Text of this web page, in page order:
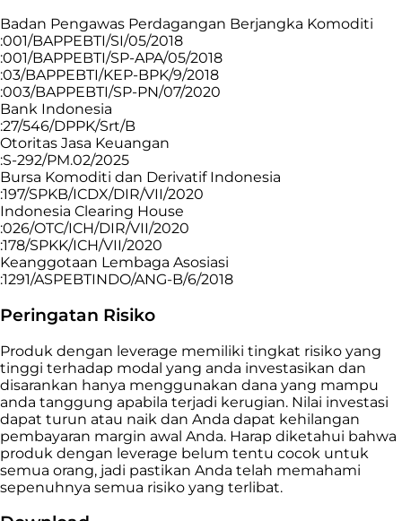
Badan Pengawas Perdagangan Berjangka Komoditi
:001/BAPPEBTI/SI/05/2018
:001/BAPPEBTI/SP-APA/05/2018
:03/BAPPEBTI/KEP-BPK/9/2018
:003/BAPPEBTI/SP-PN/07/2020
Bank Indonesia
:27/546/DPPK/Srt/B
Otoritas Jasa Keuangan
:S-292/PM.02/2025
Bursa Komoditi dan Derivatif Indonesia
:197/SPKB/ICDX/DIR/VII/2020
Indonesia Clearing House
:026/OTC/ICH/DIR/VII/2020
:178/SPKK/ICH/VII/2020
Keanggotaan Lembaga Asosiasi
:1291/ASPEBTINDO/ANG-B/6/2018
Peringatan Risiko
Produk dengan leverage memiliki tingkat risiko yang
tinggi terhadap modal yang anda investasikan dan
disarankan hanya menggunakan dana yang mampu
anda tanggung apabila terjadi kerugian. Nilai investasi
dapat turun atau naik dan Anda dapat kehilangan
pembayaran margin awal Anda. Harap diketahui bahwa
produk dengan leverage belum tentu cocok untuk
semua orang, jadi pastikan Anda telah memahami
sepenuhnya semua risiko yang terlibat.